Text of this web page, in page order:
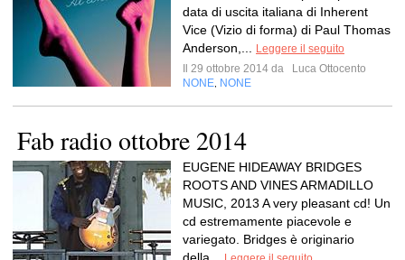
data di uscita italiana di Inherent
Vice (Vizio di forma) di Paul Thomas
Anderson,...
Leggere il seguito
Il 29 ottobre 2014 da
Luca Ottocento
NONE NONE
Fab radio ottobre 2014
EUGENE HIDEAWAY BRIDGES
ROOTS AND VINES ARMADILLO
MUSIC, 2013 A very pleasant cd! Un
cd estremamente piacevole e
variegato. Bridges è originario